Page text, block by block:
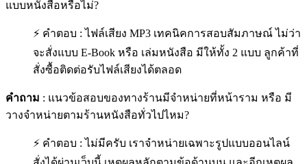
แบบหนังสือหรือไม่?
⚡ คำตอบ : ไฟล์เสียง MP3 เทคนิคการสอบสัมภาษณ์ ไม่ว่า
จะสั่งแบบ E-Book หรือ เล่มหนังสือ มีให้ทั้ง 2 แบบ ลูกค้าที่
สั่งซื้อติดต่อรับไฟล์เสียงได้ตลอด
คำถาม : แนวข้อสอบของทางร้านมีจำหน่ายที่หน้าราม หรือ มี
วางจำหน่ายตามร้านหนังสือทั่วไปไหม?
⚡ คำตอบ : ไม่มีครับ เราจำหน่ายเฉพาะรูปแบบออนไลน์